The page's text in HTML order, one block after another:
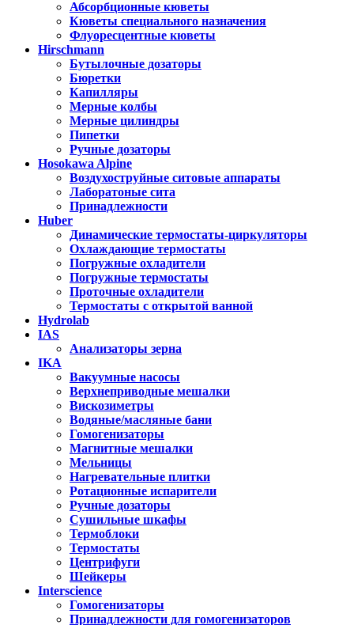
Абсорбционные кюветы
Кюветы специального назначения
Флуоресцентные кюветы
Hirschmann
Бутылочные дозаторы
Бюретки
Капилляры
Мерные колбы
Мерные цилиндры
Пипетки
Ручные дозаторы
Hosokawa Alpine
Воздухоструйные ситовые аппараты
Лаборатоные сита
Принадлежности
Huber
Динамические термостаты-циркуляторы
Охлаждающие термостаты
Погружные охладители
Погружные термостаты
Проточные охладители
Термостаты с открытой ванной
Hydrolab
IAS
Анализаторы зерна
IKA
Вакуумные насосы
Верхнеприводные мешалки
Вискозиметры
Водяные/масляные бани
Гомогенизаторы
Магнитные мешалки
Мельницы
Нагревательные плитки
Ротационные испарители
Ручные дозаторы
Сушильные шкафы
Термоблоки
Термостаты
Центрифуги
Шейкеры
Interscience
Гомогенизаторы
Принадлежности для гомогенизаторов